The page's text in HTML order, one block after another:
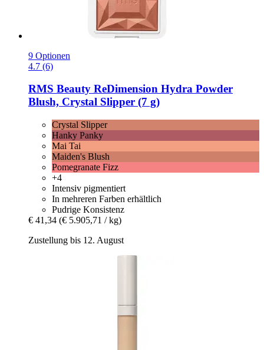
9 Optionen
4.7 (6)
RMS Beauty ReDimension Hydra Powder
Blush, Crystal Slipper (7 g)
Crystal Slipper
Hanky Panky
Mai Tai
Maiden's Blush
Pomegranate Fizz
+4
Intensiv pigmentiert
In mehreren Farben erhältlich
Pudrige Konsistenz
€ 41,34 (€ 5.905,71 / kg)
Zustellung bis 12. August